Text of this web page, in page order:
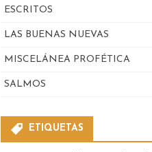
ESCRITOS
LAS BUENAS NUEVAS
MISCELÁNEA PROFÉTICA
SALMOS
ETIQUETAS